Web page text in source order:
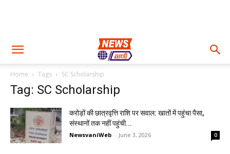
Home Tags SC Scholarship
Tag: SC Scholarship
करोड़ों की छात्रवृत्ति राशि पर सवाल: खातों में पहुंचा पैसा,
संस्थानों तक नहीं पहुंची...
NewsvaniWeb - June 3, 2026 0